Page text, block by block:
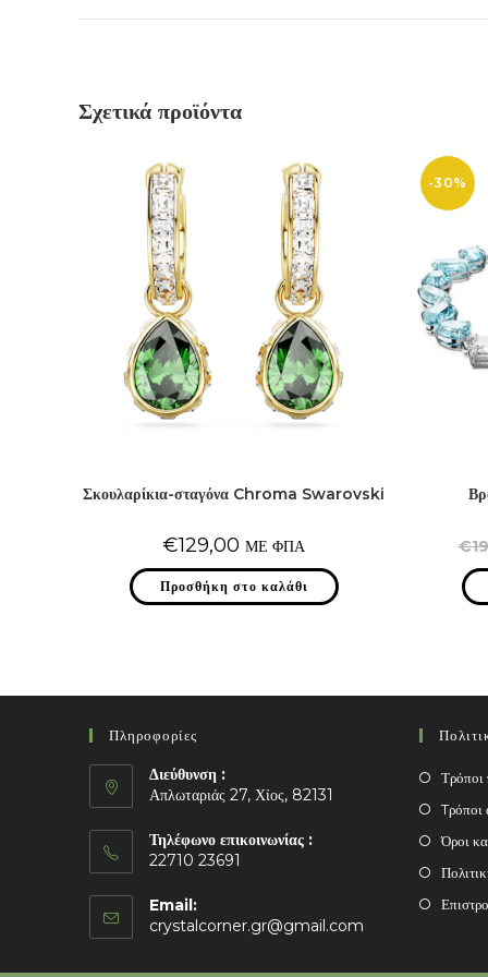
Σχετικά προϊόντα
Σκουλαρίκια-σταγόνα Chroma Swarovski
€129,00 ΜΕ ΦΠΑ
Προσθήκη στο καλάθι
-30%
€
Πληροφορίες
Διεύθυνση :
Απλωταριάς 27, Χίος, 82131
Τηλέφωνο επικοινωνίας :
22710 23691
Email:
crystalcorner.gr@gmail.com
Τρόποι
Tρόποι
Όροι